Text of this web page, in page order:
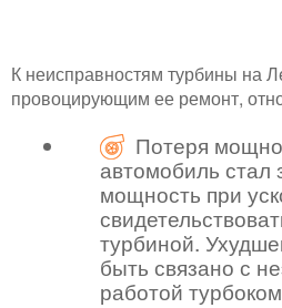
К неисправностям турбины на
провоцирующим ее ремонт,
Потеря
автомобиль стал
мощность при
турбиной.
быть связано с
работой